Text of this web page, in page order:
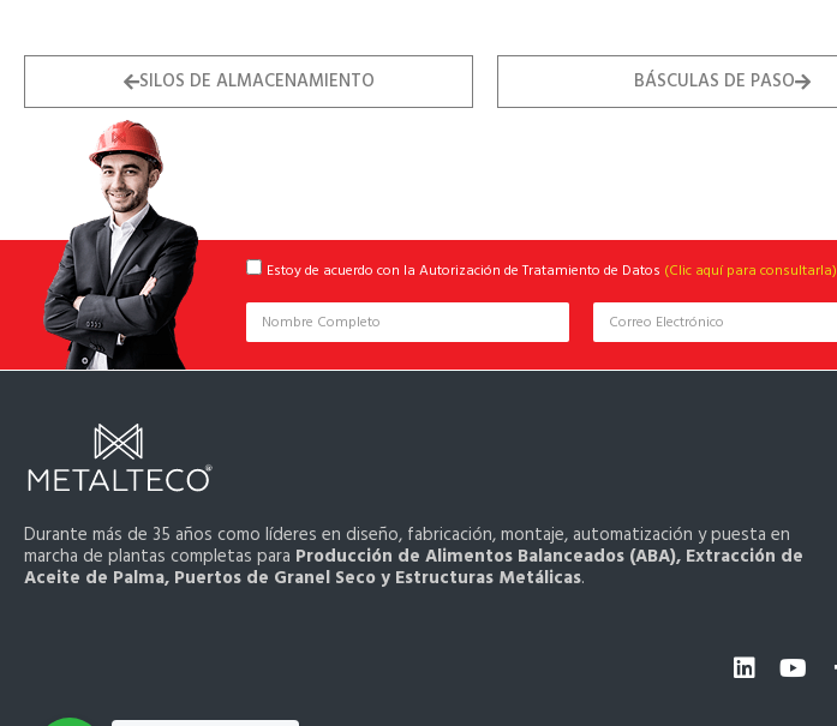
SILOS DE ALMACENAMIENTO BÁSCULAS DE PASO
Estoy de acuerdo con la Autorización de Tratamiento de Datos (Clic aquí para consultarla)
Durante más de 35 años como líderes en diseño, fabricación, montaje, automatización y puesta en
marcha de plantas completas para Producción de Alimentos Balanceados (ABA), Extracción de
Aceite de Palma, Puertos de Granel Seco y Estructuras Metálicas.
L
i
Y